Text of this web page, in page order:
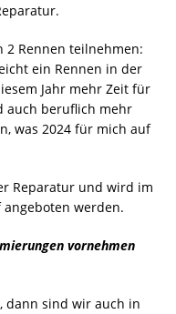
2 Rennen teilnehmen:
ein Rennen in der
Jahr mehr Zeit für
auch beruflich mehr
was 2024 für mich auf
Reparatur und wird im
angeboten werden.
vornehmen
dann sind wir auch in